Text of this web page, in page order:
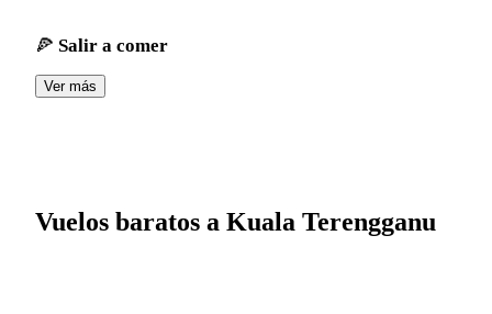
Salir a comer
Ver más
Vuelos baratos a Kuala Terengganu